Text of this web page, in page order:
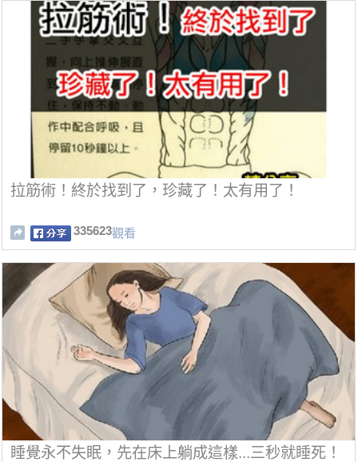
拉筋術！終於找到了，珍藏了！太有用了！
335623觀看
睡覺永不失眠，先在床上躺成這樣...三秒就睡死！